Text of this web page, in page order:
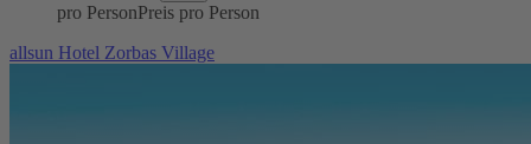
pro PersonPreis pro Person
allsun Hotel Zorbas Village